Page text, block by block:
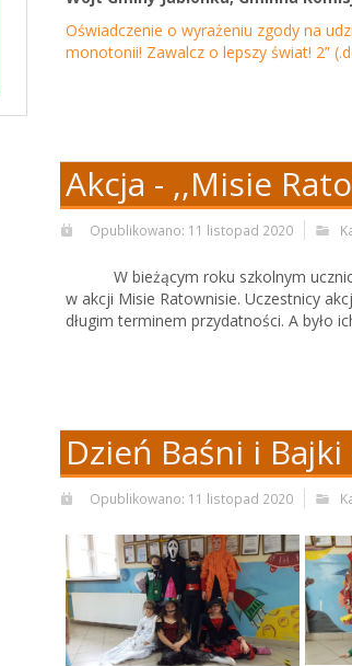
Oświadczenie o wyrażeniu zgody na
monotonii! Zawalcz o lepszy świat! 2”
Akcja - ,,Misie
Opublikowano: 11 listopad 2020
W bieżącym roku szkolnym
w akcji Misie Ratownisie. Uczestnicy
długim terminem
Dzień Baśni i
Opublikowano: 11 listopad 2020